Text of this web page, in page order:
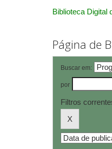
Biblioteca Digital
Página de
Buscar em:
por
Filtros